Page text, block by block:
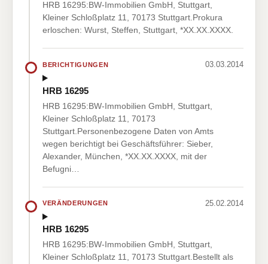
HRB 16295:BW-Immobilien GmbH, Stuttgart,
Kleiner Schloßplatz 11, 70173 Stuttgart.Prokura
erloschen: Wurst, Steffen, Stuttgart, *XX.XX.XXXX.
BERICHTIGUNGEN 03.03.2014
HRB 16295
HRB 16295:BW-Immobilien GmbH, Stuttgart,
Kleiner Schloßplatz 11, 70173
Stuttgart.Personenbezogene Daten von Amts
wegen berichtigt bei Geschäftsführer: Sieber,
Alexander, München, *XX.XX.XXXX, mit der
Befugni…
VERÄNDERUNGEN 25.02.2014
HRB 16295
HRB 16295:BW-Immobilien GmbH, Stuttgart,
Kleiner Schloßplatz 11, 70173 Stuttgart.Bestellt als